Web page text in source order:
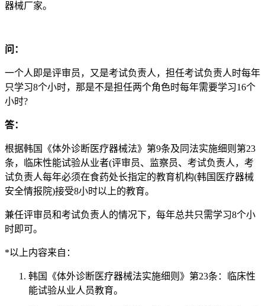
器械厂家。
问：
一个人即是评审员，又是考试负责人，担任考试负责人时每年
只学习8个小时，那是不是担任两个角色时每年需要学习16个
小时?
答：
根据韩国《体外诊断医疗器械法》第9条及同法实施细则第23
条，临床性能试验从业者(评审员、监察员、考试负责人，考
试负责人每年必须在食药处长指定的教育机构(韩国医疗器械
安全情报院)接受8小时以上的教育。
兼任评审员和考试负责人的情况下，每年总共只需学习8个小
时即可。
*以上内容来自：
韩国《体外诊断医疗器械法实施细则》第23条：临床性
能试验从业人员教育。